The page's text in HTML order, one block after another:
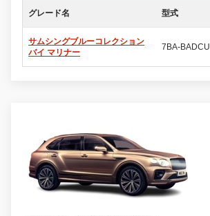
グレード名 型式
サムシングブルーコレクション
バイ マリナー
7BA-BADCU